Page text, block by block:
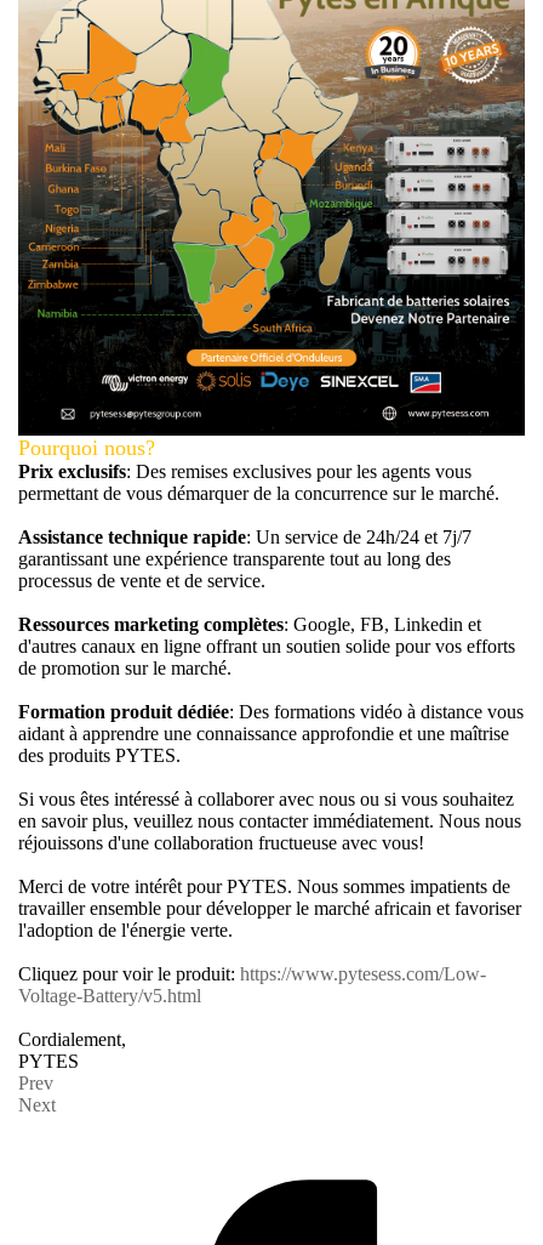
Pourquoi nous?
Prix exclusifs: Des remises exclusives pour les agents vous
permettant de vous démarquer de la concurrence sur le marché.
Assistance technique rapide: Un service de 24h/24 et 7j/7
garantissant une expérience transparente tout au long des
processus de vente et de service.
Ressources marketing complètes: Google, FB, Linkedin et
d'autres canaux en ligne offrant un soutien solide pour vos efforts
de promotion sur le marché.
Formation produit dédiée: Des formations vidéo à distance vous
aidant à apprendre une connaissance approfondie et une maîtrise
des produits PYTES.
Si vous êtes intéressé à collaborer avec nous ou si vous souhaitez
en savoir plus, veuillez nous contacter immédiatement. Nous nous
réjouissons d'une collaboration fructueuse avec vous!
Merci de votre intérêt pour PYTES. Nous sommes impatients de
travailler ensemble pour développer le marché africain et favoriser
l'adoption de l'énergie verte.
Cliquez pour voir le produit: https://www.pytesess.com/Low-
Voltage-Battery/v5.html
Cordialement,
PYTES
Prev
Next